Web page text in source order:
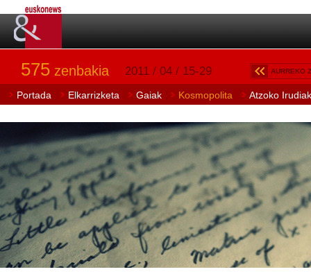
575 zenbakia 2011 / 04 / 15-29 AURREKO
Portada Elkarrizketa Gaiak Kosmopolita Atzoko Irudiak